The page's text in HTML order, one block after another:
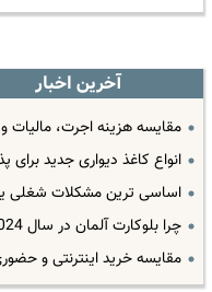
آخرین اخبار
مقایسه هزینه اجرت، مالیات
انواع کاغذ دیواری جدید برای
اساسی ترین مشکلات شغلی
چرا بلوکارت آلمان در سال 2024 بهترین انتخاب است؟
مقایسه خرید اینترنتی و